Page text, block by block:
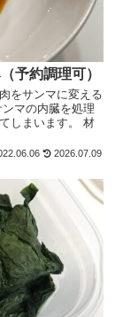
予約調理可）
をサンマに変える
マの内臓を処理
しまいます。 材
2026.07.09